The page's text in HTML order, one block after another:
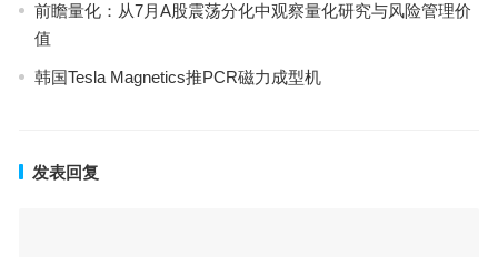
前瞻量化：从7月A股震荡分化中观察量化研究与风险管理价
值
韩国Tesla Magnetics推PCR磁力成型机
发表回复